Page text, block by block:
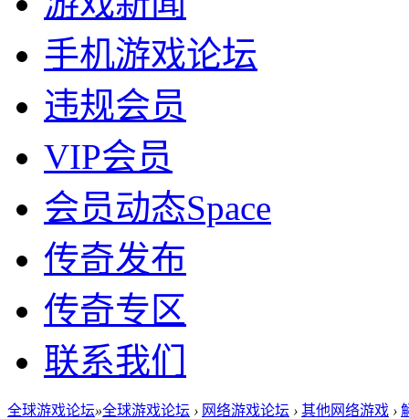
手机游戏论坛
违规会员
VIP会员
会员动态Space
传奇发布
传奇专区
联系我们
全球游戏论坛»全球游戏论坛 › 网络游戏论坛 › 其他网络游戏 ›